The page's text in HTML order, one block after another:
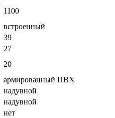
1100
встроенный
39
27
20
армированный ПВХ
надувной
надувной
нет